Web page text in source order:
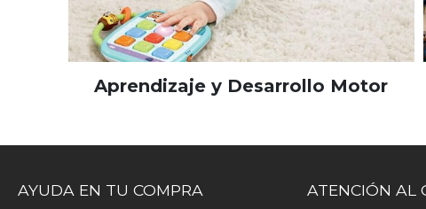
Aprendizaje y Desarrollo Motor
AYUDA EN TU COMPRA ATENCIÓN AL